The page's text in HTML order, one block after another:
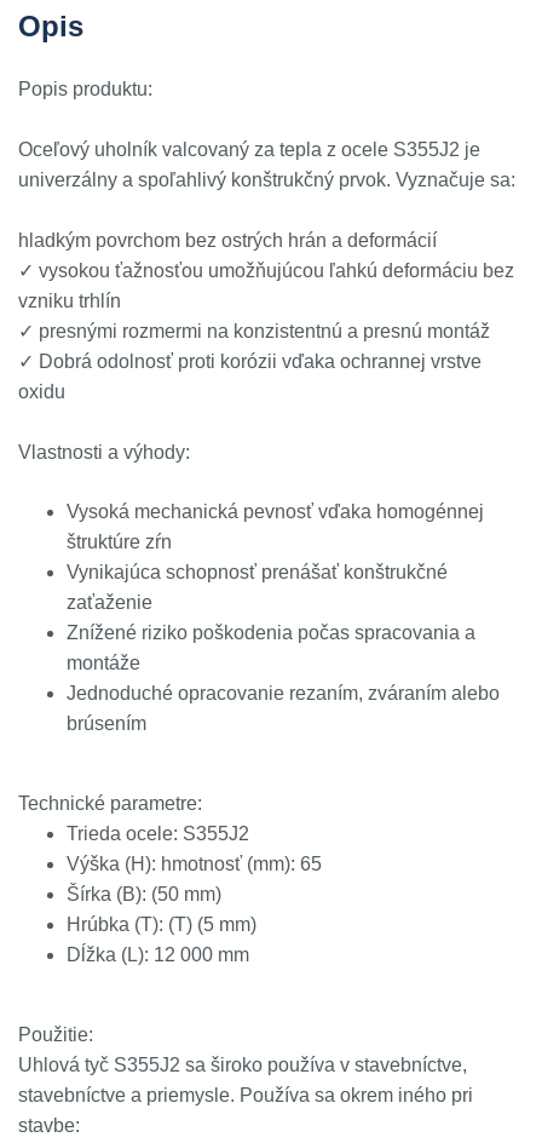
Opis
Popis produktu:
Oceľový uholník valcovaný za tepla z ocele S355J2 je
univerzálny a spoľahlivý konštrukčný prvok. Vyznačuje sa:
hladkým povrchom bez ostrých hrán a deformácií
✓ vysokou ťažnosťou umožňujúcou ľahkú deformáciu bez
vzniku trhlín
✓ presnými rozmermi na konzistentnú a presnú montáž
✓ Dobrá odolnosť proti korózii vďaka ochrannej vrstve
oxidu
Vlastnosti a výhody:
Vysoká mechanická pevnosť vďaka homogénnej
štruktúre zŕn
Vynikajúca schopnosť prenášať konštrukčné
zaťaženie
Znížené riziko poškodenia počas spracovania a
montáže
Jednoduché opracovanie rezaním, zváraním alebo
brúsením
Technické parametre:
Trieda ocele: S355J2
Výška (H): hmotnosť (mm): 65
Šírka (B): (50 mm)
Hrúbka (T): (T) (5 mm)
Dĺžka (L): 12 000 mm
Použitie:
Uhlová tyč S355J2 sa široko používa v stavebníctve,
stavebníctve a priemysle. Používa sa okrem iného pri
stavbe: